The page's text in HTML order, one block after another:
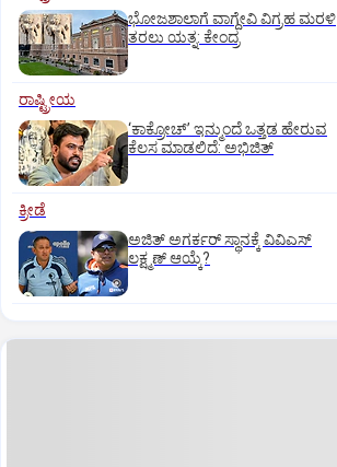
ಭೋಜಶಾಲಾಗೆ ವಾಗ್ದೇವಿ ವಿಗ್ರಹ ಮರಳಿ
ತರಲು ಯತ್ನ: ಕೇಂದ್ರ
ರಾಷ್ಟ್ರೀಯ
‘ಕಾಕ್ರೋಚ್’ ಇನ್ಮುಂದೆ ಒತ್ತಡ ಹೇರುವ
ಕೆಲಸ ಮಾಡಲಿದೆ: ಅಭಿಜಿತ್
ಕ್ರೀಡೆ
ಅಜಿತ್‌ ಅಗರ್ಕರ್‌ ಸ್ಥಾನಕ್ಕೆ ವಿವಿಎಸ್‌
ಲಕ್ಷ್ಮಣ್‌ ಆಯ್ಕೆ?